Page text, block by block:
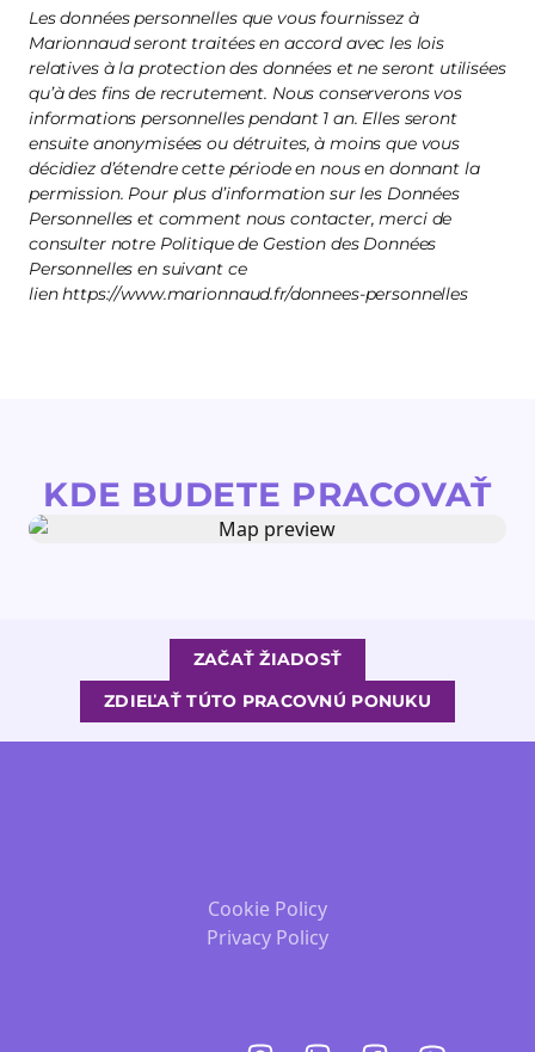
Les données personnelles que vous fournissez à
Marionnaud seront traitées en accord avec les lois
relatives à la protection des données et ne seront utilisées
qu’à des fins de recrutement. Nous conserverons vos
informations personnelles pendant 1 an. Elles seront
ensuite anonymisées ou détruites, à moins que vous
décidiez d’étendre cette période en nous en donnant la
permission. Pour plus d’information sur les Données
Personnelles et comment nous contacter, merci de
consulter notre Politique de Gestion des Données
Personnelles en suivant ce
lien https://www.marionnaud.fr/donnees-personnelles
KDE BUDETE PRACOVAŤ
ZAČAŤ ŽIADOSŤ
ZDIEĽAŤ TÚTO PRACOVNÚ PONUKU
Cookie Policy
Privacy Policy